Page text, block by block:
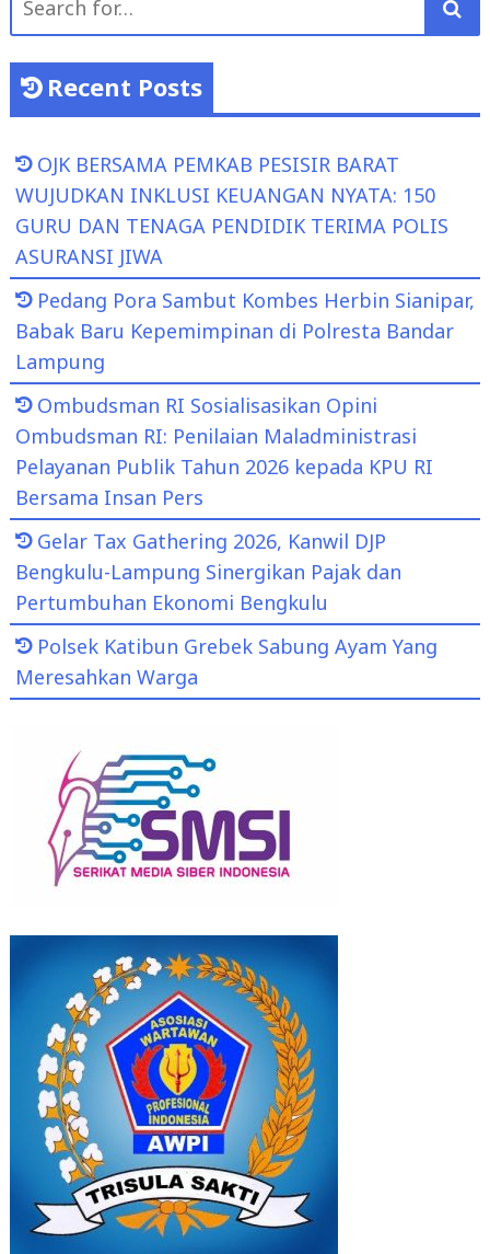
Recent Posts
OJK BERSAMA PEMKAB PESISIR BARAT
WUJUDKAN INKLUSI KEUANGAN NYATA: 150
GURU DAN TENAGA PENDIDIK TERIMA POLIS
ASURANSI JIWA
Pedang Pora Sambut Kombes Herbin Sianipar,
Babak Baru Kepemimpinan di Polresta Bandar
Lampung
Ombudsman RI Sosialisasikan Opini
Ombudsman RI: Penilaian Maladministrasi
Pelayanan Publik Tahun 2026 kepada KPU RI
Bersama Insan Pers
Gelar Tax Gathering 2026, Kanwil DJP
Bengkulu-Lampung Sinergikan Pajak dan
Pertumbuhan Ekonomi Bengkulu
Polsek Katibun Grebek Sabung Ayam Yang
Meresahkan Warga